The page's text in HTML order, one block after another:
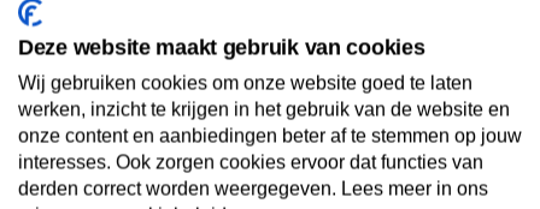
ligt in Grand Baie, direct aan het strand.
Hotelfaciliteiten
Er is keuze uit 36 kamers en 6 suites. Het vriendelijke
personeel aan de receptie is graag bij alle vragen
behulpzaam. Tot de faciliteiten van het hotel behoren
een bagagedepot, een kluis en een wisselkantoor. De
Deze website maakt gebruik van cookies
Wij gebruiken cookies om onze website goed te laten
werken, inzicht te krijgen in het gebruik van de website en
onze content en aanbiedingen beter af te stemmen op jouw
interesses. Ook zorgen cookies ervoor dat functies van
derden correct worden weergegeven. Lees meer in ons